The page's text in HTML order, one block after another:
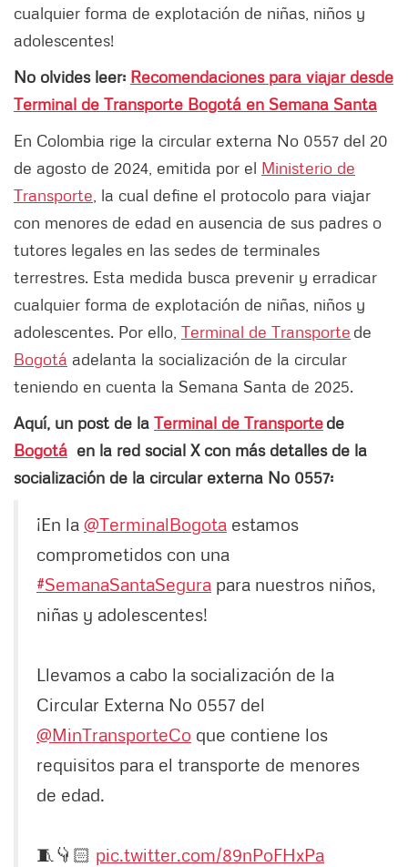
cualquier forma de explotación de niñas, niños y
adolescentes!
No olvides leer: Recomendaciones para viajar desde
Terminal de Transporte Bogotá en Semana Santa
En Colombia rige la circular externa No 0557 del 20
de agosto de 2024, emitida por el Ministerio de
Transporte , la cual define el protocolo para viajar
con menores de edad en ausencia de sus padres o
tutores legales en las sedes de terminales
terrestres. Esta medida busca prevenir y erradicar
cualquier forma de explotación de niñas, niños y
adolescentes. Por ello, Terminal de Transporte de
Bogotá adelanta la socialización de la circular
teniendo en cuenta la Semana Santa de 2025.
Aquí, un post de la Terminal de Transportede
Bogotá en la red social X con más detalles de la
socialización de la circular externa No 0557:
¡En la @TerminalBogota estamos
comprometidos con una
#SemanaSantaSegura para nuestros niños,
niñas y adolescentes!
Llevamos a cabo la socialización de la
Circular Externa No 0557 del
@MinTransporteCo que contiene los
requisitos para el transporte de menores
de edad.
🧵👇🏻 pic.twitter.com/89nPoFHxPa